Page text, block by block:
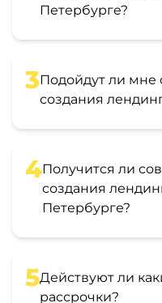
Петербурге?
3Подойдут ли мне
создания
4Получится ли
создания
Петербурге?
5Действуют ли
рассрочки?